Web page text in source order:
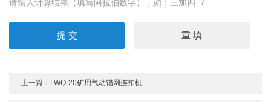
请输入计算结果（填写阿拉伯数字），如：三加四=7
上一篇： LWQ-20矿用气动锚网连扣机